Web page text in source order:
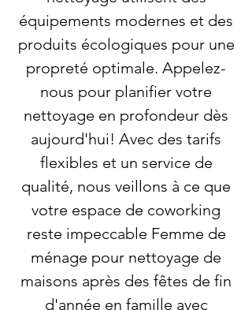
équipements modernes et des
produits écologiques pour une
propreté optimale. Appelez-
nous pour planifier votre
nettoyage en profondeur dès
aujourd'hui! Avec des tarifs
flexibles et un service de
qualité, nous veillons à ce que
votre espace de coworking
reste impeccable Femme de
ménage pour nettoyage de
maisons après des fêtes de fin
d'année en famille avec